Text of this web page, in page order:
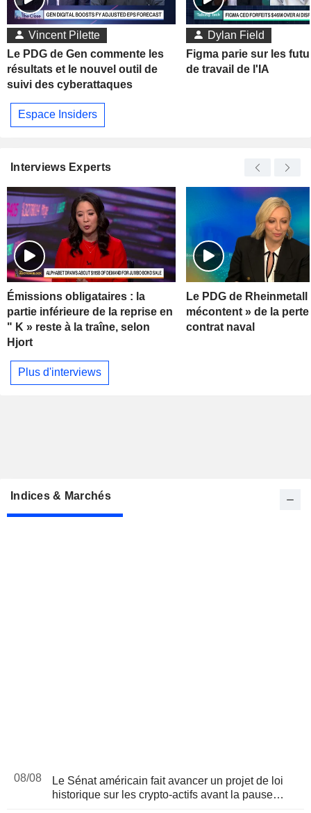
Vincent Pilette
Le PDG de Gen commente les
résultats et le nouvel outil de
suivi des cyberattaques
Dylan Field
Figma parie sur les
de travail de l'IA
Espace Insiders
Interviews Experts
Émissions obligataires : la
partie inférieure de la reprise en
" K » reste à la traîne, selon
Hjort
Le PDG de
mécontent » de la
contrat naval
Plus d'interviews
Indices & Marchés
08/08
Le Sénat américain fait avancer un projet de loi
historique sur les crypto-actifs avant la pause